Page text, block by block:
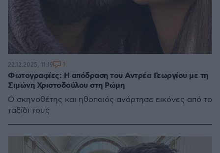
Φωτογραφίες: Η απόδραση του Αντρέα Γεωργίου με τη
Σιμώνη Χριστοδούλου στη Ρώμη
Ο σκηνοθέτης και ηθοποιός ανάρτησε εικόνες από το
ταξίδι τους
22.12.2025, 11:19 1